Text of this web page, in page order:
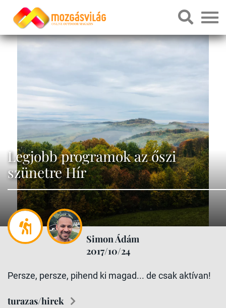
Legjobb programok az őszi
szünetre Hír
Simon Ádám
2017/10/24
Persze, persze, pihend ki magad... de csak aktívan!
turazas/hirek